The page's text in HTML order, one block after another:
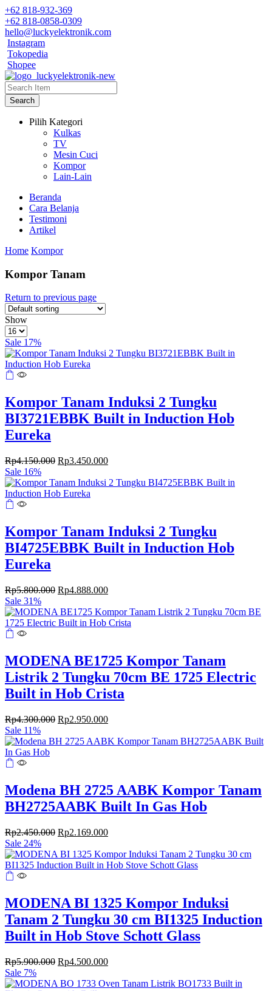
+62 818-932-369
+62 818-0858-0309
hello@luckyelektronik.com
Instagram
Tokopedia
Shopee
Search
Pilih Kategori
Kulkas
TV
Mesin Cuci
Kompor
Lain-Lain
Beranda
Cara Belanja
Testimoni
Artikel
Home Kompor
Kompor Tanam
Return to previous page
4
columns
grid
List
Show
Products
per
page
Sale 17%
Kompor Tanam Induksi 2 Tungku
BI3721EBBK Built in Induction Hob
Eureka
Rp4.150.000 Original
was:
Rp4.150.000.
Rp3.450.000Current
is:
Sale 16%
Kompor Tanam Induksi 2 Tungku
BI4725EBBK Built in Induction Hob
Eureka
Rp5.800.000 Original
was:
Rp5.800.000.
Rp4.888.000Current
is:
Rp4.888.000.
Sale 31%
MODENA BE1725 Kompor Tanam
Listrik 2 Tungku 70cm BE 1725 Electric
Built in Hob Crista
Rp4.300.000 Original
was:
Rp2.950.000Current
is:
Sale 11%
Modena BH 2725 AABK Kompor Tanam
BH2725AABK Built In Gas Hob
Rp2.450.000 Original
was:
Rp2.450.000.
Rp2.169.000Current
is:
Rp2.169.000.
Sale 24%
MODENA BI 1325 Kompor Induksi
Tanam 2 Tungku 30 cm BI1325 Induction
Built in Hob Stove Schott Glass
Rp5.900.000 Original
was:
Rp4.500.000Current
is:
Sale 7%